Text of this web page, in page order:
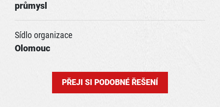
průmysl
Sídlo organizace
Olomouc
PŘEJI SI PODOBNÉ ŘEŠENÍ